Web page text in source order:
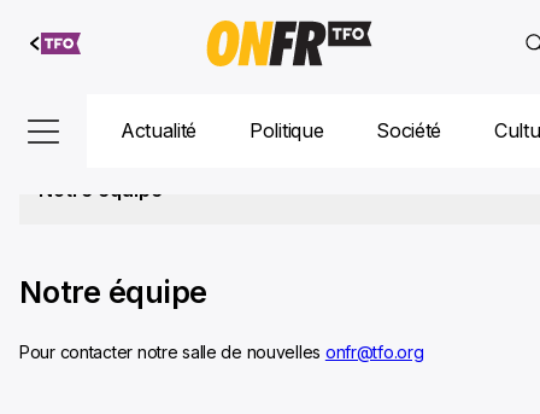
Aller au
contenu
Actualité Politique Société
Notre équipe
Notre équipe
Pour contacter notre salle de nouvelles onfr@tfo.org